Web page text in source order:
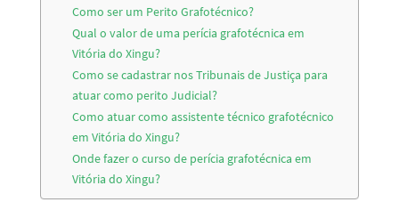
Como ser um Perito Grafotécnico?
Qual o valor de uma perícia grafotécnica em
Vitória do Xingu?
Como se cadastrar nos Tribunais de Justiça para
atuar como perito Judicial?
Como atuar como assistente técnico grafotécnico
em Vitória do Xingu?
Onde fazer o curso de perícia grafotécnica em
Vitória do Xingu?